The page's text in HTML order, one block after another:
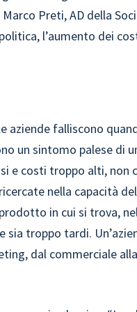
Preti, AD della
l’aumento dei
aziende falliscono
un sintomo palese di
e costi troppo alti, non
nella capacità
in cui si trova,
sia troppo tardi.
dal commerciale